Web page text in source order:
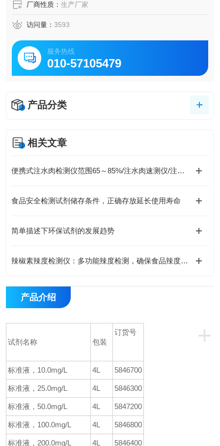
厂商性质： 生产厂家
访问量： 3593
服务热线
010-57105479
产品分类
相关文章
便携式注水肉检测仪范围65～85%/注水肉速测仪/注水肉测定仪价格
食品安全检测试剂储存条件，正确存放延长使用寿命
简单描述下环保试剂的发展趋势
辣椒素辣度检测仪：多功能辣度检测，确保食品辣度一致
产品介绍
+
试剂名称 包装
订货号
标准液，10.0mg/L 4L 5846700
标准液，25.0mg/L 4L 5846300
标准液，50.0mg/L 4L 5847200
标准液，100.0mg/L 4L 5846800
标准液，200.0mg/L 4L 5846400